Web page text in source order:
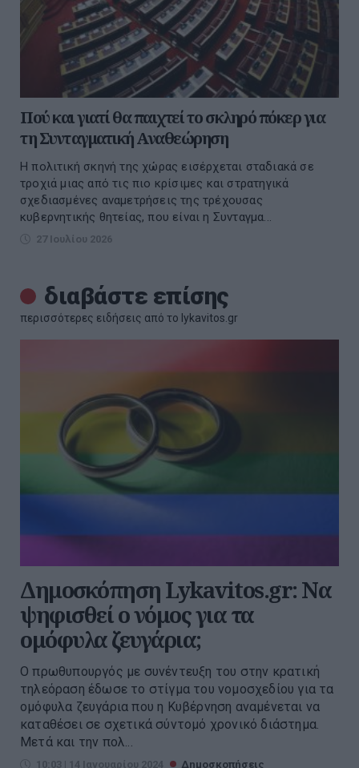
Πού και γιατί θα παιχτεί το σκληρό πόκερ για
τη Συνταγματική Αναθεώρηση
Η πολιτική σκηνή της χώρας εισέρχεται σταδιακά σε
τροχιά μιας από τις πιο κρίσιμες και στρατηγικά
σχεδιασμένες αναμετρήσεις της τρέχουσας
κυβερνητικής θητείας, που είναι η Συνταγμα...
27 Ιουλίου 2026
διαβάστε επίσης
περισσότερες ειδήσεις από το lykavitos.gr
Δημοσκόπηση Lykavitos.gr: Να
ψηφισθεί ο νόμος για τα
ομόφυλα ζευγάρια;
Ο πρωθυπουργός με συνέντευξη του στην κρατική
τηλεόραση έδωσε το στίγμα του νομοσχεδίου για τα
ομόφυλα ζευγάρια που η Κυβέρνηση αναμένεται να
καταθέσει σε σχετικά σύντομό χρονικό διάστημα.
Μετά και την πολ...
10:03 | 14 Ιανουαρίου 2024 Δημοσκοπήσεις